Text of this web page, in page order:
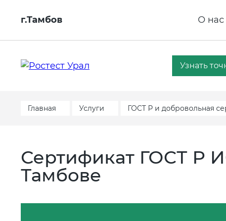
г.Тамбов О нас
Узнать
Главная Услуги ГОСТ Р и добровольная
Сертификат ГОСТ Р
Тамбове